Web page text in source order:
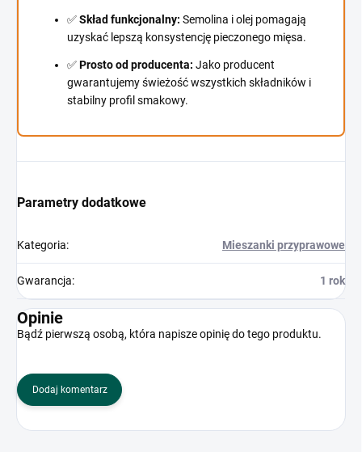
✅Skład funkcjonalny: Semolina i olej pomagają
uzyskać lepszą konsystencję pieczonego mięsa.
✅Prosto od producenta: Jako producent
gwarantujemy świeżość wszystkich składników i
stabilny profil smakowy.
Parametry dodatkowe
Kategoria: Mieszanki przyprawowe
Gwarancja: 1 rok
Opinie
Bądź pierwszą osobą, która napisze opinię do tego produktu.
Dodaj komentarz